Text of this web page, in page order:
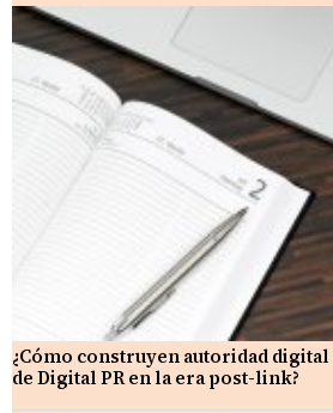
¿Cómo construyen autoridad
de Digital PR en la era post-link?